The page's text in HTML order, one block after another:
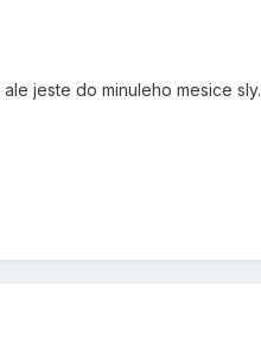
jeste do minuleho mesice sly.